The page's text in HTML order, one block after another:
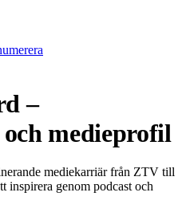
–
medieprofil
mediekarriär från ZTV till
inspirera genom podcast och